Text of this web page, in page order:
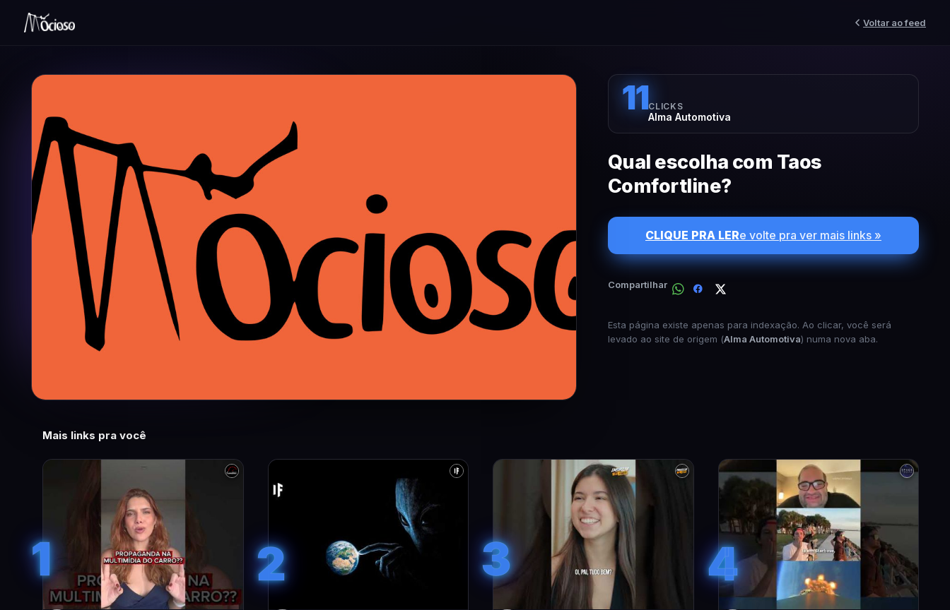
Voltar ao feed
11CLICKS
Alma Automotiva
Qual escolha com Taos
Comfortline?
CLIQUE PRA LERe volte pra ver mais links »
Compartilhar
Esta página existe apenas para indexação. Ao clicar, você será
levado ao site de origem (Alma Automotiva) numa nova aba.
Mais links pra você
1 2 3 4